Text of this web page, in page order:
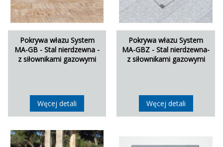
Pokrywa włazu System
MA-GB - Stal nierdzewna -
z siłownikami gazowymi
Węcej detali
Pokrywa włazu System
MA-GBZ - Stal nierdzewna-
z siłownikami gazowymi
Węcej detali